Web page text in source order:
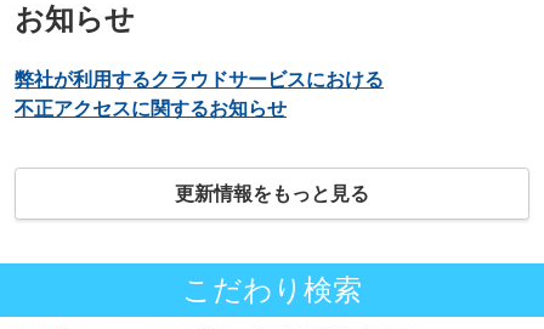
お知らせ
弊社が利用するクラウドサービスにおける
不正アクセスに関するお知らせ
更新情報をもっと見る
こだわり検索